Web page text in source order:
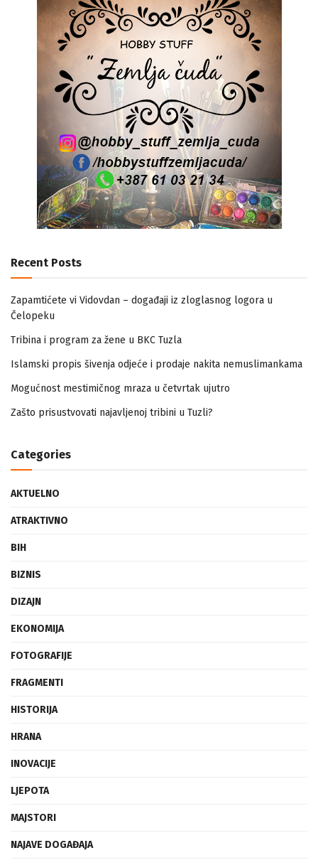
Recent Posts
Zapamtićete vi Vidovdan – događaji iz zloglasnog logora u
Čelopeku
Tribina i program za žene u BKC Tuzla
Islamski propis šivenja odjeće i prodaje nakita nemuslimankama
Mogućnost mestimičnog mraza u četvrtak ujutro
Zašto prisustvovati najavljenoj tribini u Tuzli?
Categories
AKTUELNO
ATRAKTIVNO
BIH
BIZNIS
DIZAJN
EKONOMIJA
FOTOGRAFIJE
FRAGMENTI
HISTORIJA
HRANA
INOVACIJE
LJEPOTA
MAJSTORI
NAJAVE DOGAĐAJA